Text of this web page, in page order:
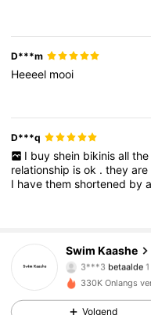
D***m
Heeeel mooi
D***q
I buy shein bikinis all the
relationship isok .theyare
I havethemshortened by
Swim Kaashe
4.73
14K Volgers
3***3 betaalde
n***o gevolgd4
4.73
330K Onlangs
Volgend